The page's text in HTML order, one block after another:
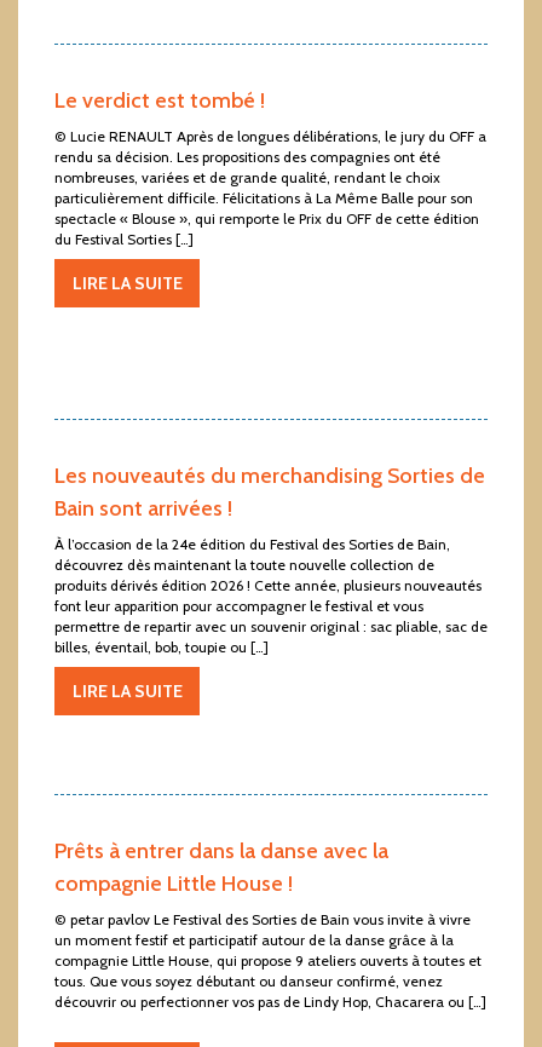
Le verdict est tombé !
© Lucie RENAULT Après de longues délibérations, le jury du OFF a
rendu sa décision. Les propositions des compagnies ont été
nombreuses, variées et de grande qualité, rendant le choix
particulièrement difficile. Félicitations à La Même Balle pour son
spectacle « Blouse », qui remporte le Prix du OFF de cette édition
du Festival Sorties […]
LIRE LA SUITE
Les nouveautés du merchandising Sorties de
Bain sont arrivées !
À l’occasion de la 24e édition du Festival des Sorties de Bain,
découvrez dès maintenant la toute nouvelle collection de
produits dérivés édition 2026 ! Cette année, plusieurs nouveautés
font leur apparition pour accompagner le festival et vous
permettre de repartir avec un souvenir original : sac pliable, sac de
billes, éventail, bob, toupie ou […]
LIRE LA SUITE
Prêts à entrer dans la danse avec la
compagnie Little House !
© petar pavlov Le Festival des Sorties de Bain vous invite à vivre
un moment festif et participatif autour de la danse grâce à la
compagnie Little House, qui propose 9 ateliers ouverts à toutes et
tous. Que vous soyez débutant ou danseur confirmé, venez
découvrir ou perfectionner vos pas de Lindy Hop, Chacarera ou […]